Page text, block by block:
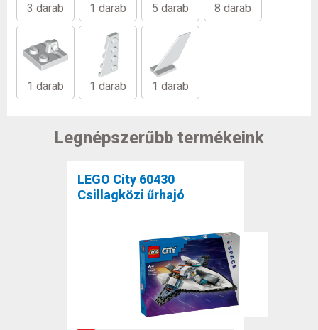
3 darab 1 darab 5 darab 8 darab
1 darab 1 darab 1 darab
Legnépszerűbb termékeink
LEGO City 60430
Csillagközi űrhajó